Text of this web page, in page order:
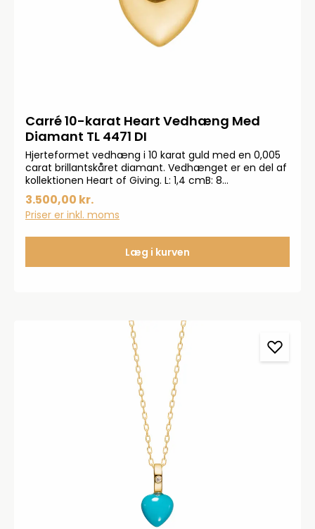
Carré 10-karat Heart Vedhæng Med
Diamant TL 4471 DI
Hjerteformet vedhæng i 10 karat guld med en 0,005
carat brillantskåret diamant. Vedhænget er en del af
kollektionen Heart of Giving. L: 1,4 cmB: 8
mm*Bemærk: Kæden medfølger ikke.
3.500,00 kr.
Priser er inkl. moms
Læg i kurven